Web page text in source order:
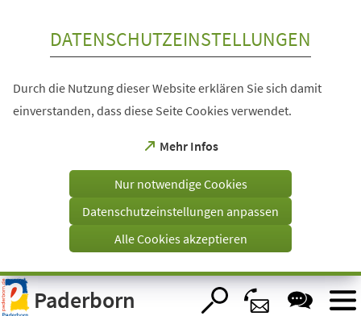
Visuelle
Assistenzsoftware
öffnen.
DATENSCHUTZEINSTELLUNGEN
Durch die Nutzung dieser Website erklären Sie sich damit
einverstanden, dass diese Seite Cookies verwendet.
Mehr Infos
(Öffnet
einem
Tab)
Nur notwendige Cookies
Datenschutzeinstellungen anpassen
Alle Cookies akzeptieren
Paderborn